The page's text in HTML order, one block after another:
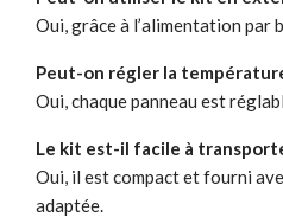
Oui, grâce à l’alimentation par
Peut-on régler la
Oui, chaque panneau est
Le kit est-il facile à
Oui, il est compact et fourni
adaptée.